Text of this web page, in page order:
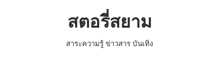
สตอรี่สยาม
สาระความรู้ ข่าวสาร บันเทิง